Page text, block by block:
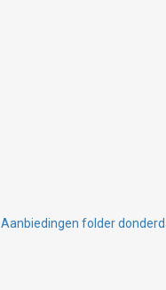
Aanbiedingen folder